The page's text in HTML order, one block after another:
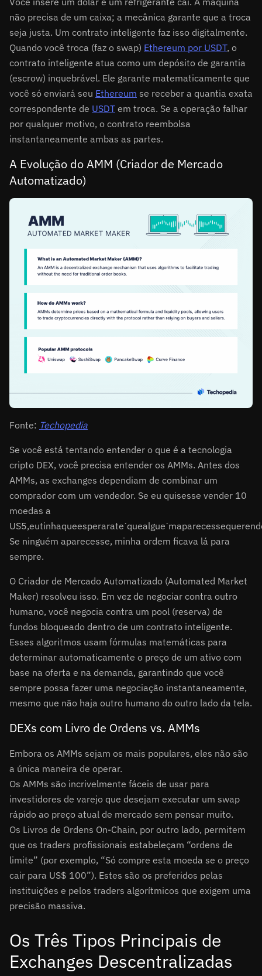
não precisa de um caixa; a mecânica garante que a troca
seja justa. Um contrato inteligente faz isso digitalmente.
Quando você troca (faz o swap) Ethereum por USDT, o
contrato inteligente atua como um depósito de garantia
(escrow) inquebrável. Ele garante matematicamente que
você só enviará seu Ethereum se receber a quantia exata
correspondente de USDT em troca. Se a operação falhar
por qualquer motivo, o contrato reembolsa
instantaneamente ambas as partes.
A Evolução do AMM (Criador de Mercado
Automatizado)
Fonte: Techopedia
Se você está tentando entender o que é a tecnologia
cripto DEX, você precisa entender os AMMs. Antes dos
AMMs, as exchanges dependiam de combinar um
comprador com um vendedor. Se eu quisesse vender 10
moedas a
US
Se ninguém aparecesse, minha ordem ficava lá para
sempre.
O Criador de Mercado Automatizado (Automated Market
Maker) resolveu isso. Em vez de negociar contra outro
humano, você negocia contra um pool (reserva) de
fundos bloqueado dentro de um contrato inteligente.
Esses algoritmos usam fórmulas matemáticas para
determinar automaticamente o preço de um ativo com
base na oferta e na demanda, garantindo que você
sempre possa fazer uma negociação instantaneamente,
mesmo que não haja outro humano do outro lado da tela.
DEXs com Livro de Ordens vs. AMMs
Embora os AMMs sejam os mais populares, eles não são
a única maneira de operar.
Os AMMs são incrivelmente fáceis de usar para
investidores de varejo que desejam executar um swap
rápido ao preço atual de mercado sem pensar muito.
Os Livros de Ordens On-Chain, por outro lado, permitem
que os traders profissionais estabeleçam “ordens de
limite” (por exemplo, “Só compre esta moeda se o preço
cair para US$ 100”). Estes são os preferidos pelas
instituições e pelos traders algorítmicos que exigem uma
precisão massiva.
Os Três Tipos Principais de
Exchanges Descentralizadas